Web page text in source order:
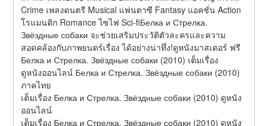
Crime เพลงดนตรี Musical แฟนตาซี Fantasy แอคชั่น Action
โรแมนติก Romance ไซไฟ Sci-fiБелка и Стрелка.
Звёздные собаки จะช่วยเสริมประวัติตัวละครและความ
สอดคล้องกับภาพยนตร์เรื่อง ได้อย่างน่าทึ่ง!ดูหนังมาสเตอร์ ฟรี
Белка и Стрелка. Звёздные собаки (2010) เต็มเรื่อง
ดูหนังออนไลน์ Белка и Стрелка. Звёздные собаки (2010)
ภาคไทย
เต็มเรื่อง Белка и Стрелка. Звёздные собаки (2010) ดูหนัง
ออนไลน์
เต็มเรื่อง Белка и Стрелка. Звёздные собаки (2010) ดูหนัง